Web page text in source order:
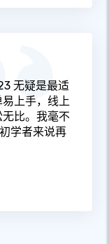
无疑是最适
上手，线上
比。我毫不
学者来说再